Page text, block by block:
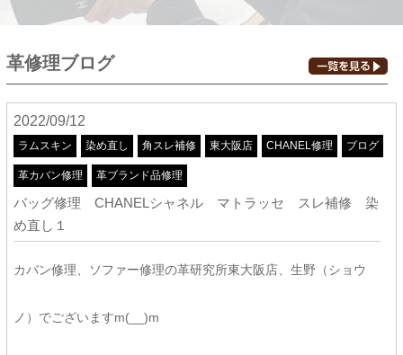
革修理ブログ
2022/09/12
ラムスキン 染め直し 角スレ補修 東大阪店 CHANEL修理 ブログ
革カバン修理 革ブランド品修理
バッグ修理 CHANELシャネル マトラッセ スレ補修 染
め直し１
カバン修理、ソファー修理の革研究所東大阪店、生野（ショウ
ノ）でございますm(__)m